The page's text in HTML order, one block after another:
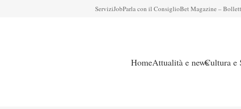
ServiziJobParla con il ConsiglioBet Magazine –
HomeAttualità e newsCultura e